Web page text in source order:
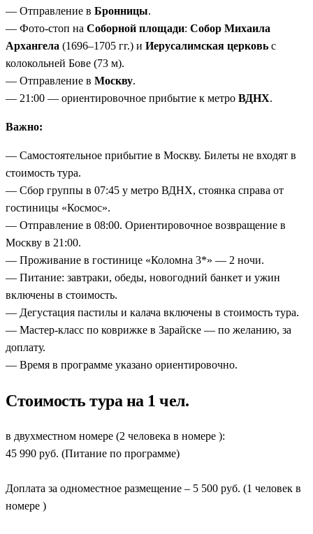
— Отправление в Бронницы.
— Фото-стоп на Соборной площади: Собор Михаила
Архангела (1696–1705 гг.) и Иерусалимская церковь с
колокольней Бове (73 м).
— Отправление в Москву.
— 21:00 — ориентировочное прибытие к метро ВДНХ.
Важно:
— Самостоятельное прибытие в Москву. Билеты не входят в
стоимость тура.
— Сбор группы в 07:45 у метро ВДНХ, стоянка справа от
гостиницы «Космос».
— Отправление в 08:00. Ориентировочное возвращение в
Москву в 21:00.
— Проживание в гостинице «Коломна 3*» — 2 ночи.
— Питание: завтраки, обеды, новогодний банкет и ужин
включены в стоимость.
— Дегустация пастилы и калача включены в стоимость тура.
— Мастер-класс по коврижке в Зарайске — по желанию, за
доплату.
— Время в программе указано ориентировочно.
Стоимость тура на 1 чел.
в двухместном номере (2 человека в номере ):
45 990 руб. (Питание по программе)
Доплата за одноместное размещение – 5 500 руб. (1 человек в
номере )